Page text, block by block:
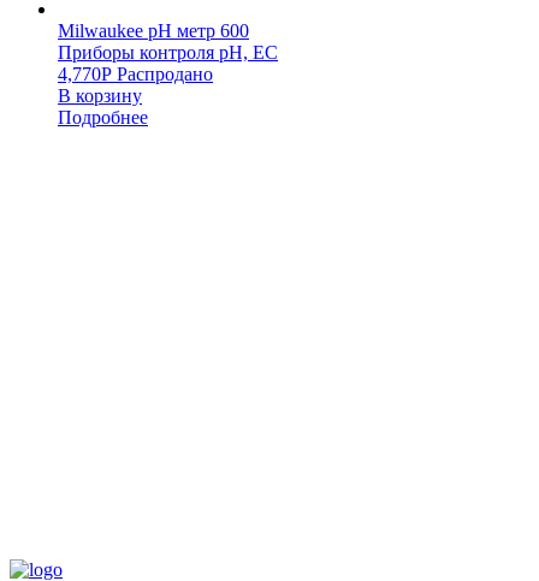
Milwaukee pH метр 600
Приборы контроля pH, EC
4,770Р Распродано
В корзину
Подробнее